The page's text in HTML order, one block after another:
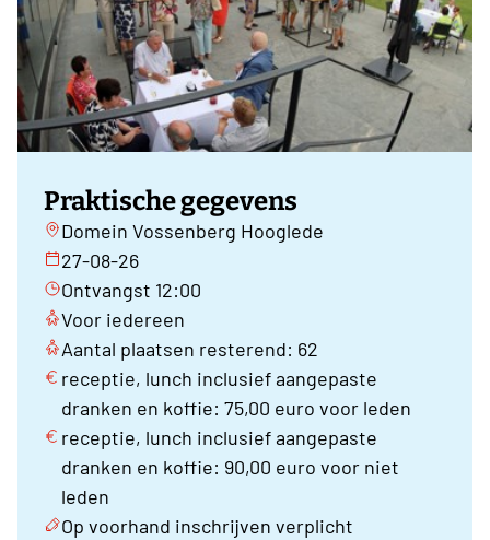
Praktische gegevens
Domein Vossenberg Hooglede
27-08-26
Ontvangst 12:00
Voor iedereen
Aantal plaatsen resterend: 62
receptie, lunch inclusief aangepaste
dranken en koffie: 75,00 euro voor leden
receptie, lunch inclusief aangepaste
dranken en koffie: 90,00 euro voor niet
leden
Op voorhand inschrijven verplicht